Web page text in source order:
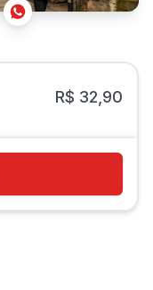
Whatsapp
R$ 32,90